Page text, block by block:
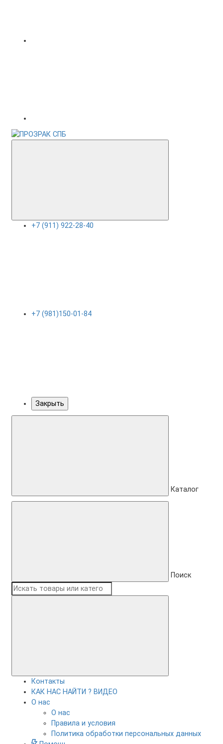
+7 (911) 922-28-40
+7 (981)150-01-84
Закрыть
Каталог
Поиск
Контакты
КАК НАС НАЙТИ ? ВИДЕО
О нас
О нас
Правила и условия
Политика обработки персональных данных